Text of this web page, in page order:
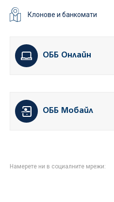
Клонове и банкомати
ОББ Онлайн
ОББ Мобайл
Намерете ни в социалните мрежи: